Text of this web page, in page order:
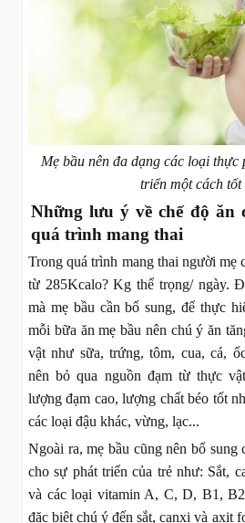
​​​​​​​Mẹ bầu nên đa dạng các loại thực
triển một cách tốt
Những lưu ý về chế độ ăn
quá trình mang thai
Trong quá trình mang thai người mẹ
từ 285Kcalo? Kg thể trọng/ ngày.
mà mẹ bầu cần bổ sung, để thực
mỗi bữa ăn mẹ bầu nên chú ý ăn
vật như sữa, trứng, tôm, cua, cá,
nên bỏ qua nguồn đạm từ thực
lượng đạm cao, lượng chất béo tốt
các loại đậu khác, vừng, lạc...
Ngoài ra, mẹ bầu cũng nên bổ sung
cho sự phát triển của trẻ như: Sắt,
và các loại vitamin A, C, D, B1,
đặc biệt chú ý đến sắt, canxi và